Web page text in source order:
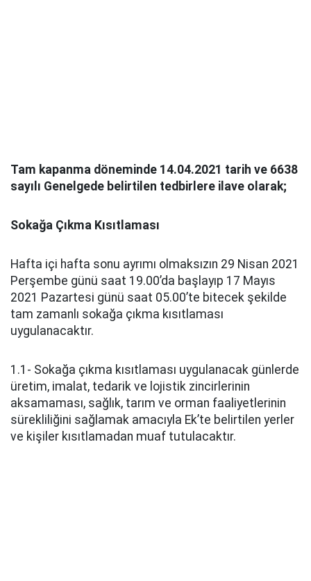
Tam kapanma döneminde 14.04.2021 tarih ve 6638
sayılı Genelgede belirtilen tedbirlere ilave olarak;
Sokağa Çıkma Kısıtlaması
Hafta içi hafta sonu ayrımı olmaksızın 29 Nisan 2021
Perşembe günü saat 19.00’da başlayıp 17 Mayıs
2021 Pazartesi günü saat 05.00’te bitecek şekilde
tam zamanlı sokağa çıkma kısıtlaması
uygulanacaktır.
1.1- Sokağa çıkma kısıtlaması uygulanacak günlerde
üretim, imalat, tedarik ve lojistik zincirlerinin
aksamaması, sağlık, tarım ve orman faaliyetlerinin
sürekliliğini sağlamak amacıyla Ek’te belirtilen yerler
ve kişiler kısıtlamadan muaf tutulacaktır.